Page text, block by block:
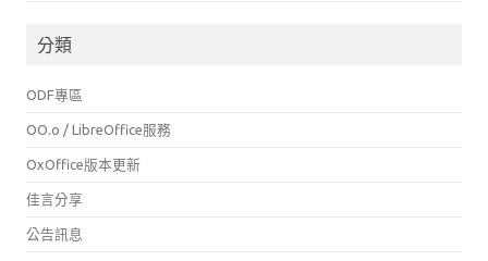
分類
ODF專區
OO.o / LibreOffice服務
OxOffice版本更新
佳言分享
公告訊息